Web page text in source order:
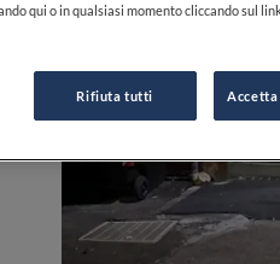
qui o in qualsiasi momento cliccando sul
Rifiuta tutti